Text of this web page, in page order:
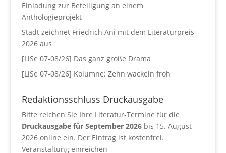
Einladung zur Beteiligung an einem
Anthologieprojekt
Stadt zeichnet Friedrich Ani mit dem Literaturpreis
2026 aus
[LiSe 07-08/26] Das ganz große Drama
[LiSe 07-08/26] Kolumne: Zehn wackeln froh
Redaktionsschluss Druckausgabe
Bitte reichen Sie Ihre Literatur-Termine für die
Druckausgabe für September 2026bis 15. August
2026 online ein. Der Eintrag ist kostenfrei.
Veranstaltung einreichen